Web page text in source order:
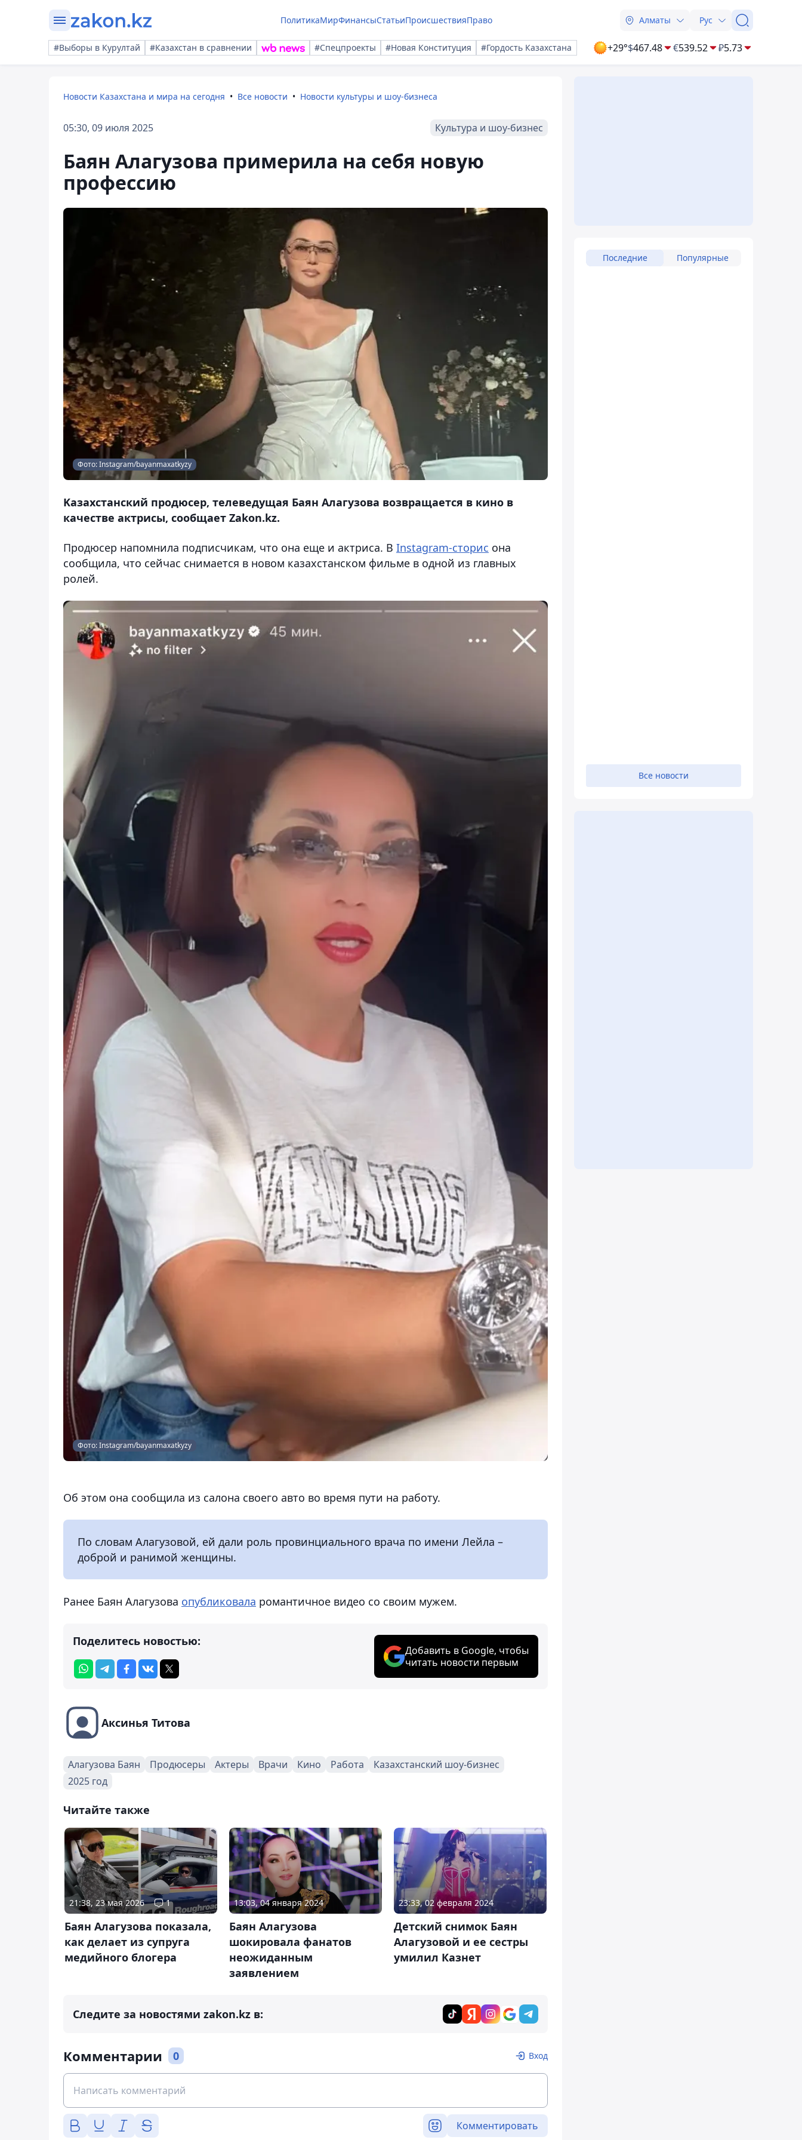
ПолитикаМирФинансыСтатьиПроисшествияПраво Алматы Рус
#Выборы в Курултай #Казахстан в сравнении #Спецпроекты #Новая Конституция #Гордость Казахстана +29°$467.48 €539.52 ₽5.73
Новости Казахстана и мира на сегодня Все новости Новости культуры и шоу-бизнеса
05:30, 09 июля 2025 Культура и шоу-бизнес
Баян Алагузова примерила на себя новую
профессию
Фото: Instagram/bayanmaxatkyzy
Kазахстанский продюсер, телеведущая Баян Aлагузова возвращается в кино в
качестве актрисы, сообщает Zakon.kz.
Продюсер напомнила подписчикам, что она еще и актриса. В Instagram-сторис она
сообщила, что сейчас снимается в новом казахстанском фильме в одной из главных
ролей.
Фото: Instagram/bayanmaxatkyzy
Oб этом она сообщила из салона своего авто во время пути на работу.
По словам Aлагузовой, ей дали роль провинциального врача по имени Лейла –
доброй и ранимой женщины.
Ранее Баян Алагузова опубликовала романтичное видео со своим мужем.
Поделитесь новостью:
Добавить в Google, чтобы
читать новости первым
Аксинья Титова
Алагузова Баян Продюсеры Актеры Врачи Кино Работа
Казахстанский шоу-бизнес
2025 год
Читайте также
21:38, 23 мая 2026 1
Баян Алагузова показала,
как делает из супруга
медийного блогера
13:03, 04 января 2024
Баян Алагузова
шокировала фанатов
неожиданным
заявлением
23:33, 02 февраля 2024
Детский снимок Баян
Алагузовой и ее сестры
умилил Казнет
Следите за новостями zakon.kz в:
Комментарии 0 Вход
Комментировать
Последние Популярные
Все новости